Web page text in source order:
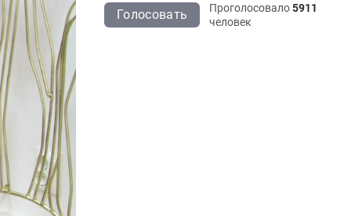
Голосовать Проголосовало5911
человек